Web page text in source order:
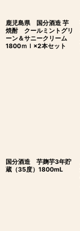
鹿児島県 国分酒造 芋
焼酎 クールミントグリ
ーン＆サニークリーム
1800ｍｌ×2本セット
国分酒造 芋麹芋3年貯
蔵（35度）1800mL